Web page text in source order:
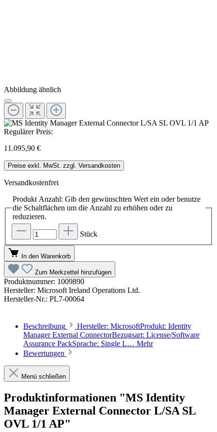
Abbildung ähnlich
Regulärer Preis:
11.095,90 €
Preise exkl. MwSt. zzgl. Versandkosten
Versandkostenfrei
Produkt Anzahl: Gib den gewünschten Wert ein oder benutze
die Schaltflächen um die Anzahl zu erhöhen oder zu
reduzieren.
Stück
In den Warenkorb
Zum Merkzettel hinzufügen
Produktnummer: 1009890
Hersteller: Microsoft Ireland Operations Ltd.
Hersteller-Nr.: PL7-00064
Beschreibung
Hersteller: MicrosoftProdukt: Identity
Manager External ConnectorBezugsart: License/Software
Assurance PackSprache: Single L… Mehr
Bewertungen
Menü schließen
Produktinformationen "MS Identity
Manager External Connector L/SA SL
OVL 1/1 AP"